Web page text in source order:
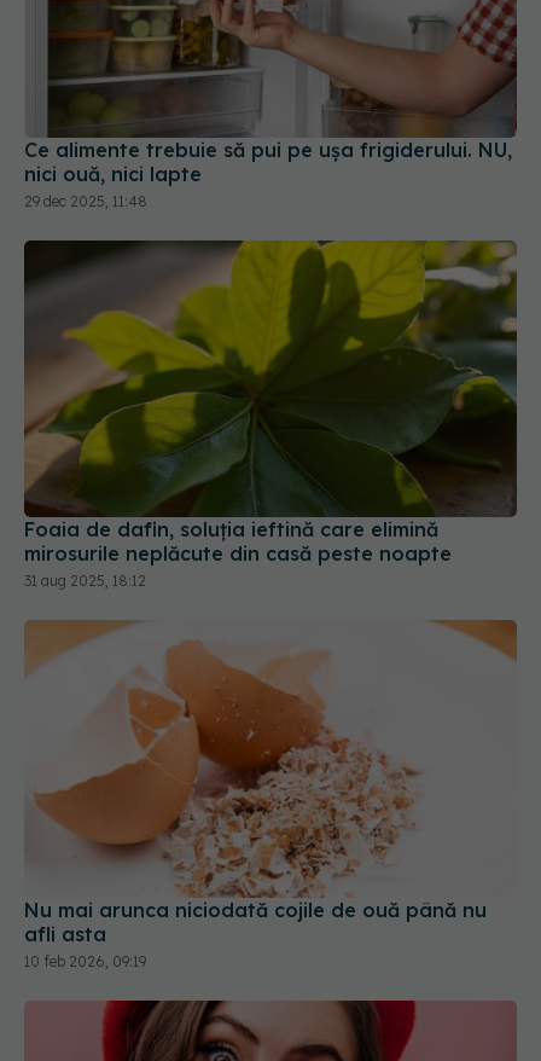
Ce alimente trebuie să pui pe ușa frigiderului. NU,
nici ouă, nici lapte
29 dec 2025, 11:48
Foaia de dafin, soluția ieftină care elimină
mirosurile neplăcute din casă peste noapte
31 aug 2025, 18:12
Nu mai arunca niciodată cojile de ouă până nu
afli asta
10 feb 2026, 09:19